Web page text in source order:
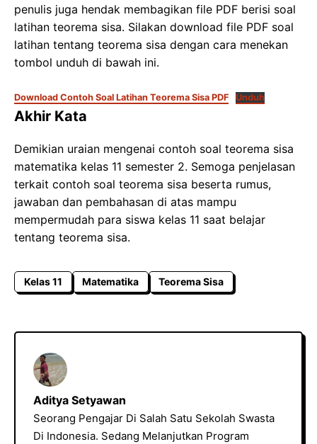
penulis juga hendak membagikan file PDF berisi soal
latihan teorema sisa. Silakan download file PDF soal
latihan tentang teorema sisa dengan cara menekan
tombol unduh di bawah ini.
Download Contoh Soal Latihan Teorema Sisa PDF Unduh
Akhir Kata
Demikian uraian mengenai contoh soal teorema sisa
matematika kelas 11 semester 2. Semoga penjelasan
terkait contoh soal teorema sisa beserta rumus,
jawaban dan pembahasan di atas mampu
mempermudah para siswa kelas 11 saat belajar
tentang teorema sisa.
Kelas 11 Matematika Teorema Sisa
Aditya Setyawan
Seorang Pengajar Di Salah Satu Sekolah Swasta
Di Indonesia. Sedang Melanjutkan Program